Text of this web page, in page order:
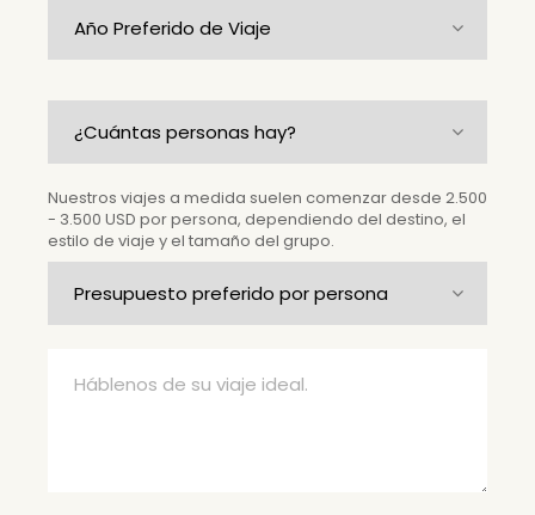
Nuestros viajes a medida suelen comenzar desde 2.500
- 3.500 USD por persona, dependiendo del destino, el
estilo de viaje y el tamaño del grupo.